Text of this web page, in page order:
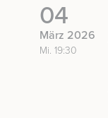
04
März 2026
Mi. 19:30